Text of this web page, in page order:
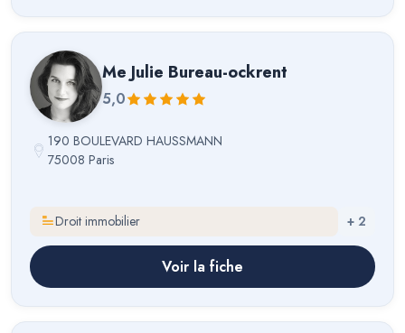
Me Julie Bureau-ockrent
5,0
190 BOULEVARD HAUSSMANN
75008 Paris
Droit immobilier + 2
Voir la fiche